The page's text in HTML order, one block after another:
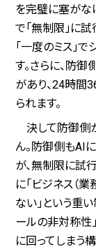
を完璧に塞がな
で「無制限」に
「一度のミス」
す。さらに、防
があり、24時間
られます。
決して防御側
ん。防御側もAI
が、無制限に試
に「ビジネス（
ない」という重
ールの非対称性
に回ってしまう